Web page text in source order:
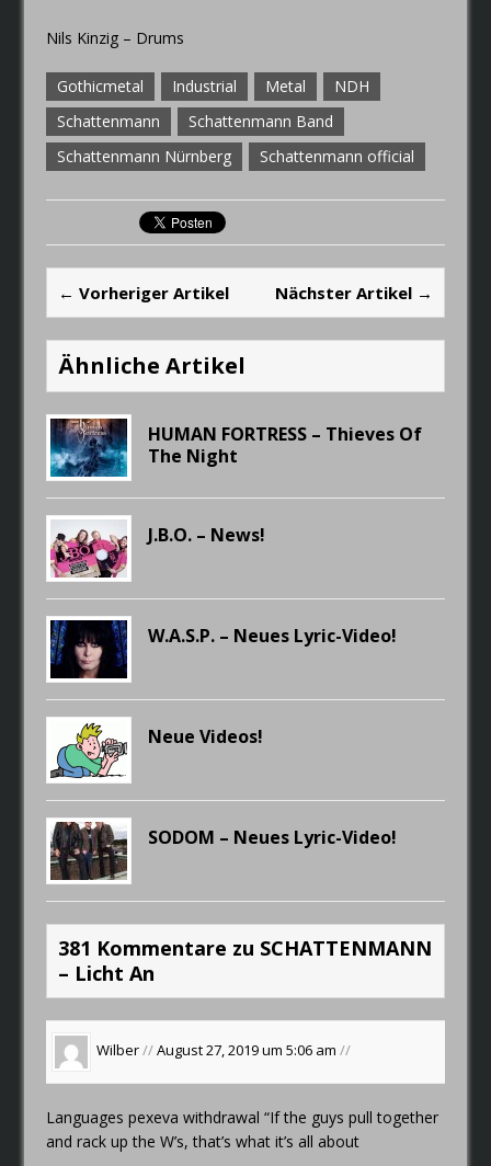
Nils Kinzig – Drums
Gothicmetal Industrial Metal
NDH
Schattenmann
Schattenmann Band
Schattenmann Nürnberg
Schattenmann official
← Vorheriger Artikel Nächster Artikel →
Ähnliche Artikel
HUMAN FORTRESS – Thieves Of
The Night
J.B.O. – News!
W.A.S.P. – Neues Lyric-Video!
Neue Videos!
SODOM – Neues Lyric-Video!
381 Kommentare zu SCHATTENMANN
– Licht An
Wilber//August 27, 2019 um 5:06 am//
Languagespexeva withdrawal “If the guys pull together
and rack up the W’s, that’s what it’s all about